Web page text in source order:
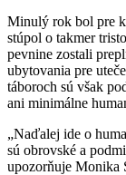
Minulý rok bol pre
stúpol o takmer
pevnine zostali
ubytovania pre
táboroch sú však
ani minimálne
„Naďalej ide o
sú obrovské a
upozorňuje Monika